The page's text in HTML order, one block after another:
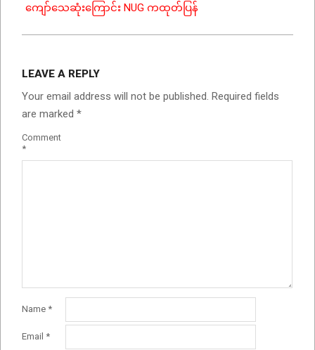
ကျော်သေဆုံးကြောင်း NUG ကထုတ်ပြန်
LEAVE A REPLY
Your email address will not be published. Required fields
are marked *
Comment
*
Name *
Email *